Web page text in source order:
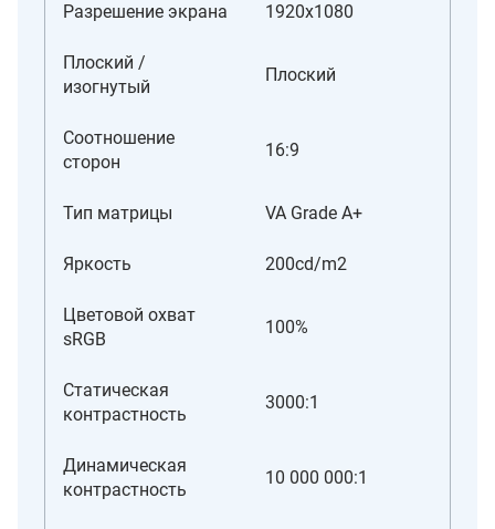
Разрешение экрана 1920x1080
Плоский /
изогнутый
Плоский
Соотношение
сторон
16:9
Тип матрицы VA Grade A+
Яркость 200cd/m2
Цветовой охват
sRGB
100%
Статическая
контрастность
3000:1
Динамическая
контрастность
10 000 000:1